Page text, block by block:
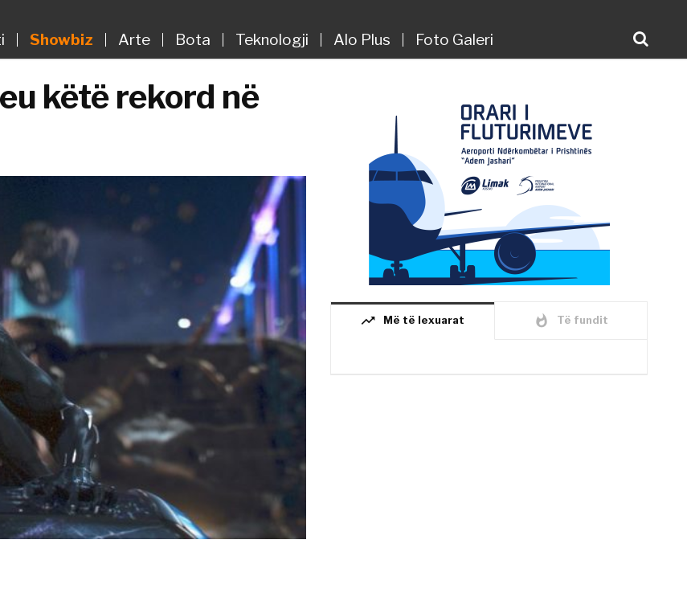
Showbiz Arte Bota Teknologji Alo Plus Foto Galeri
këtë rekord në
trending_up Më të lexuarat whatshot Të fundit